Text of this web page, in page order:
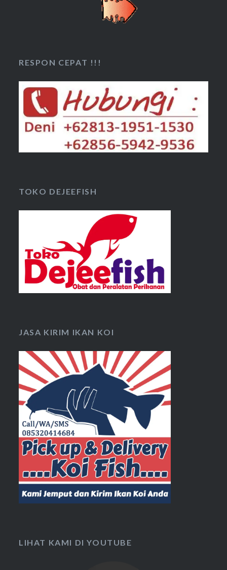
RESPON CEPAT !!!
TOKO DEJEEFISH
JASA KIRIM IKAN KOI
LIHAT KAMI DI YOUTUBE